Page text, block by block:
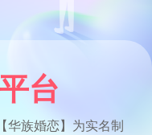
台
华族婚恋】为实名制